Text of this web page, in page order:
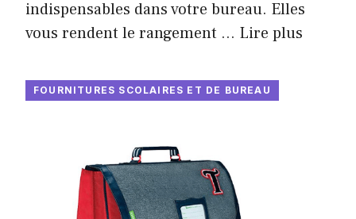
indispensables dans votre bureau. Elles
vous rendent le rangement … Lire plus
FOURNITURES SCOLAIRES ET DE BUREAU